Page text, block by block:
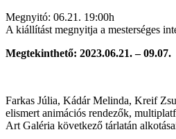
Megnyitó: 06.21. 19:00h
A kiállítást megnyitja a mesterséges
Megtekinthető: 2023.06.21. – 09.07.
Farkas Júlia, Kádár Melinda, Kreif
elismert animációs rendezők,
Art Galéria következő tárlatán